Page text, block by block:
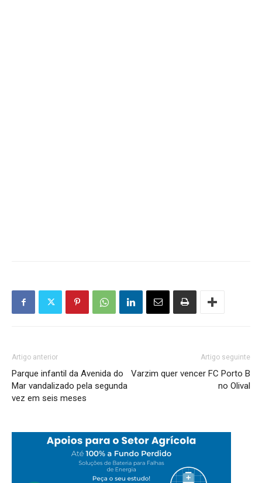
Artigo anterior
Parque infantil da Avenida do
Mar vandalizado pela segunda
vez em seis meses
Artigo seguinte
Varzim quer vencer FC Porto B
no Olival